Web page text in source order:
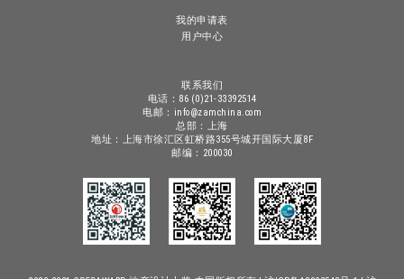
我的申请表
用户中心
联系我们
电话：86 (0)21-33392514
电邮：info@zamchina.com
总部：上海
地址：上海市徐汇区虹桥路355号城开国际大厦8F
邮编：200030